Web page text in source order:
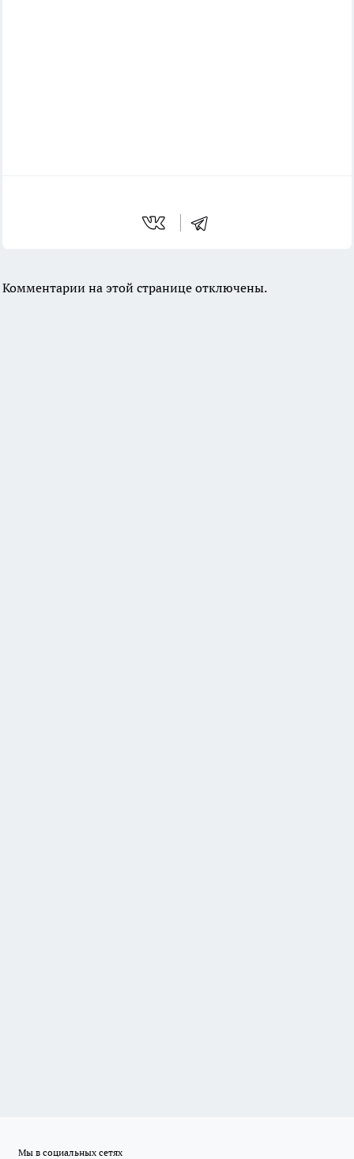
Комментарии на этой странице отключены.
Мы в социальных сетях